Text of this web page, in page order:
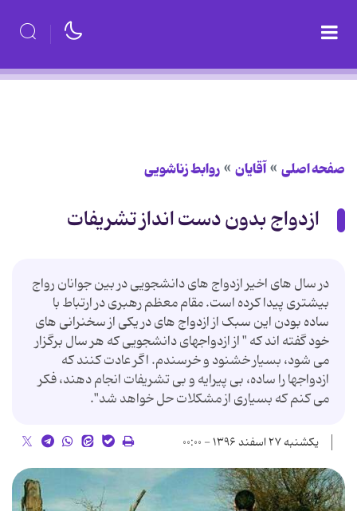
صفحه اصلی آقایان روابط زناشویی
ازدواج بدون دست انداز تشریفات
در سال های اخیر ازدواج های دانشجویی در بین جوانان رواج
بیشتری پیدا کرده است. مقام معظم رهبری در ارتباط با
ساده بودن این سبک از ازدواج های در یکی از سخنرانی های
خود گفته اند که " از ازدواجهای دانشجویی که هر سال برگزار
می شود، بسیار خشنود و خرسندم. اگر عادت کنند که
ازدواجها را ساده، بی پیرایه و بی تشریفات انجام دهند، فکر
می کنم که بسیاری از مشکلات حل خواهد شد".
یکشنبه ۲۷ اسفند ۱۳۹۶ - ۰۰:۰۰